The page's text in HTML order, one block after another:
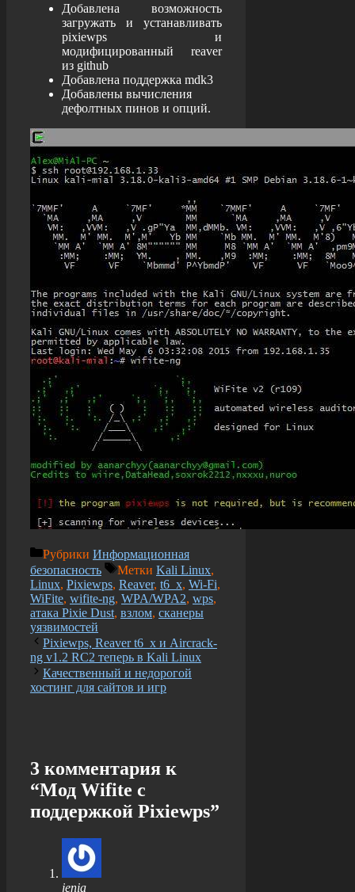
Добавлена возможность
загружать и устанавливать
pixiewps и
модифицированный reaver
из github
Добавлена поддержка mdk3
Добавлены вычисления
дефолтных пинов и опций.
Рубрики Информационная
безопасность
Метки Kali Linux,
Linux, Pixiewps, Reaver, t6_x, Wi-Fi,
WiFite, wifite-ng, WPA/WPA2, wps,
атака Pixie Dust, взлом, сканеры
уязвимостей
Pixiewps, Reaver t6_x и Aircrack-
ng v1.2 RC2 теперь в Kali Linux
Качественный и недорогой
хостинг для сайтов и игр
3 комментария к
“Мод Wifite с
поддержкой Pixiewps”
jenia